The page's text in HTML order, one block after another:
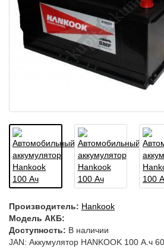
Производитель: Hankook
Модель АКБ:
Доступность: В наличии
JAN: Аккумулятор HANKOOK 100 А.ч